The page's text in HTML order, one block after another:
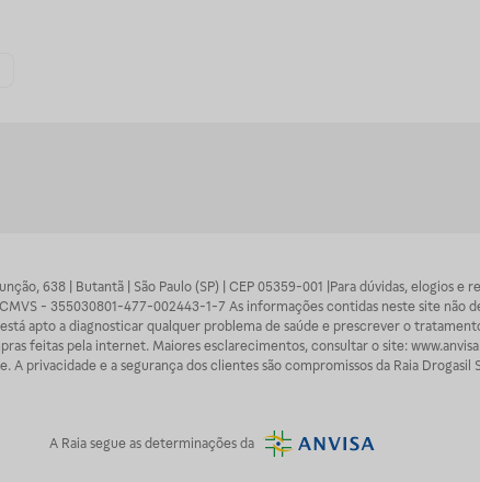
638 | Butantã | São Paulo (SP) | CEP 05359-001 |Para dúvidas, elogios e
- 355030801-477-002443-1-7 As informações contidas neste site
apto a diagnosticar qualquer problema de saúde e prescrever o
feitas pela internet. Maiores esclarecimentos, consultar o site:
privacidade e a segurança dos clientes são compromissos da Raia
A Raiasegue as determinações da